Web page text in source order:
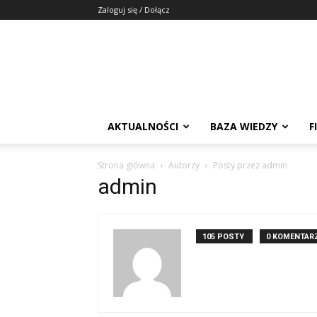
Zaloguj się / Dołącz
AKTUALNOŚCI BAZA WIEDZY
Strona główna Autorzy Posty przez admin
admin
105 POSTY 0